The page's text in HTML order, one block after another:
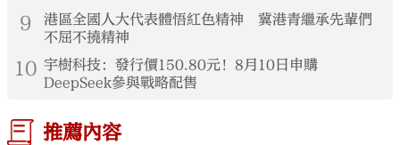
9
港區全國人大代表體悟紅色精神 冀港青繼承先輩們
不屈不撓精神
10 宇樹科技：發行價150.80元！8月10日申購
DeepSeek參與戰略配售
推薦內容